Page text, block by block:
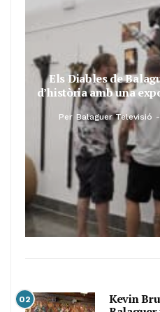
Els Diables de
d’història amb una
Per Balaguer Televisió
02
Kevin